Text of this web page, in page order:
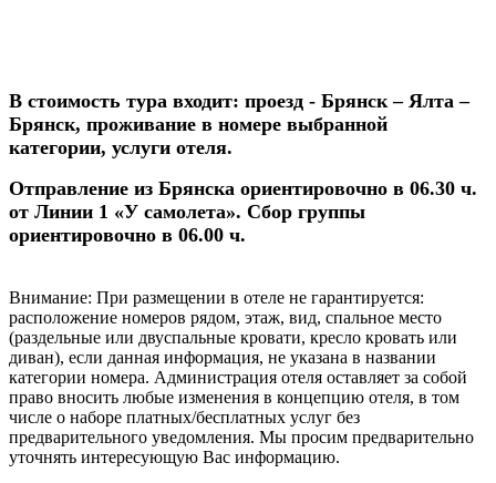
В стоимость тура входит: проезд - Брянск – Ялта –
Брянск, проживание в номере выбранной
категории, услуги отеля.
Отправление из Брянска ориентировочно в 06.30 ч.
от Линии 1 «У самолета». Сбор группы
ориентировочно в 06.00 ч.
Внимание: При размещении в отеле не гарантируется:
расположение номеров рядом, этаж, вид, спальное место
(раздельные или двуспальные кровати, кресло кровать или
диван), если данная информация, не указана в названии
категории номера. Администрация отеля оставляет за собой
право вносить любые изменения в концепцию отеля, в том
числе о наборе платных/бесплатных услуг без
предварительного уведомления. Мы просим предварительно
уточнять интересующую Вас информацию.